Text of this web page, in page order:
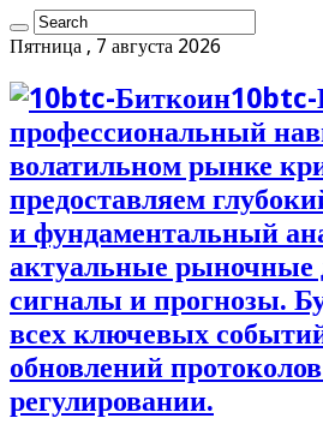
Пятница , 7 августа 2026
профессиональный
волатильном рынке
предоставляем
и фундаментальный
актуальные рыночные
сигналы и прогнозы.
всех ключевых
обновлений
регулировании.